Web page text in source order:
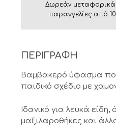
Δωρεάν μεταφορικά
παραγγελίες από
ΠΕΡΙΓΡΑΦΗ
Βαμβακερό ύφασμα
παιδικό σχέδιο με
Ιδανικό για λευκά
μαξιλαροθήκες και